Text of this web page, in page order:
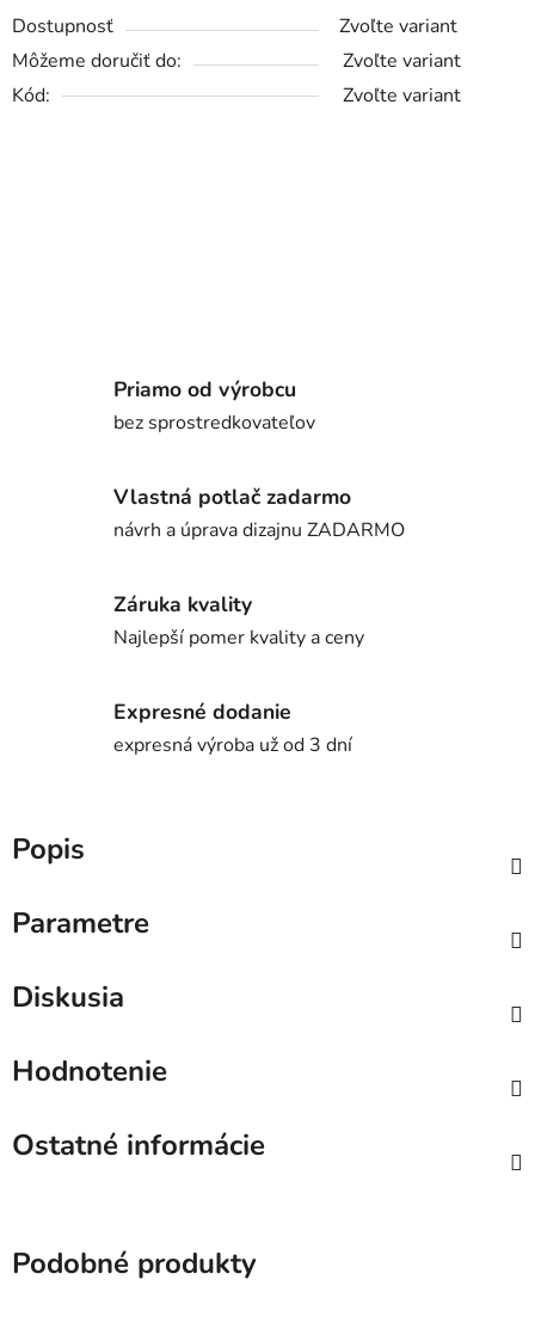
Dostupnosť
Zvoľte variant
Môžeme doručiť do:
Zvoľte variant
Kód:
Zvoľte variant
Priamo od výrobcu
bez sprostredkovateľov
Vlastná potlač zadarmo
návrh a úprava dizajnu ZADARMO
Záruka kvality
Najlepší pomer kvality a ceny
Expresné dodanie
expresná výroba už od 3 dní
Popis
Parametre
Diskusia
Hodnotenie
Ostatné informácie
Podobné produkty